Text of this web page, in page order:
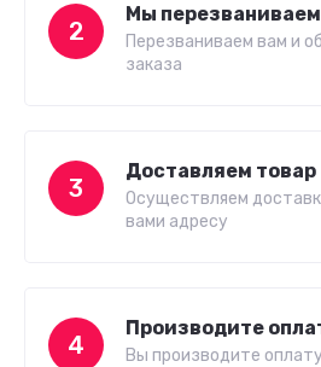
2
Мы перезваниваем
Перезваниваем вам и
заказа
3
Доставляем товар
Осуществляем
вами адресу
4
Производите
Вы производите